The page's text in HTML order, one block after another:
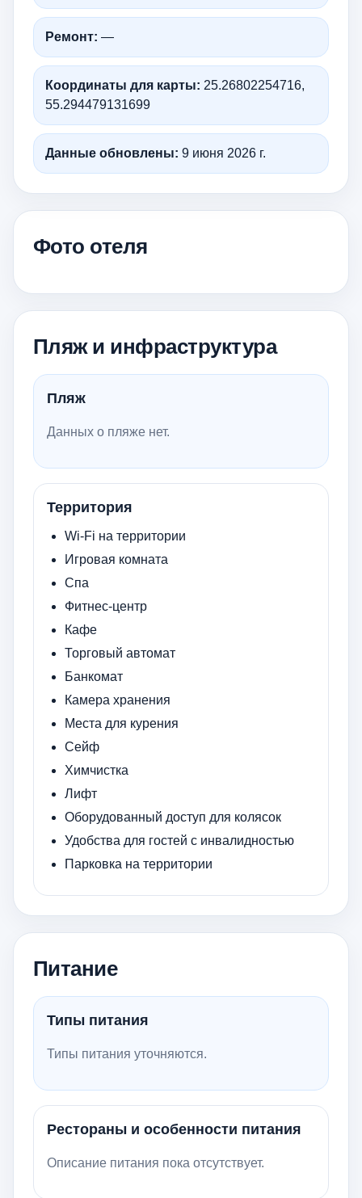
Ремонт: —
Координаты для карты: 25.26802254716,
55.294479131699
Данные обновлены: 9 июня 2026 г.
Фото отеля
Пляж и инфраструктура
Пляж
Данных о пляже нет.
Территория
Wi-Fi на территории
Игровая комната
Спа
Фитнес-центр
Кафе
Торговый автомат
Банкомат
Камера хранения
Места для курения
Сейф
Химчистка
Лифт
Оборудованный доступ для колясок
Удобства для гостей с инвалидностью
Парковка на территории
Питание
Типы питания
Типы питания уточняются.
Рестораны и особенности питания
Описание питания пока отсутствует.